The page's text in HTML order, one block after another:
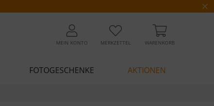
MEIN KONTO MERKZETTEL WARENKORB
FOTOGESCHENKE AKTIONEN